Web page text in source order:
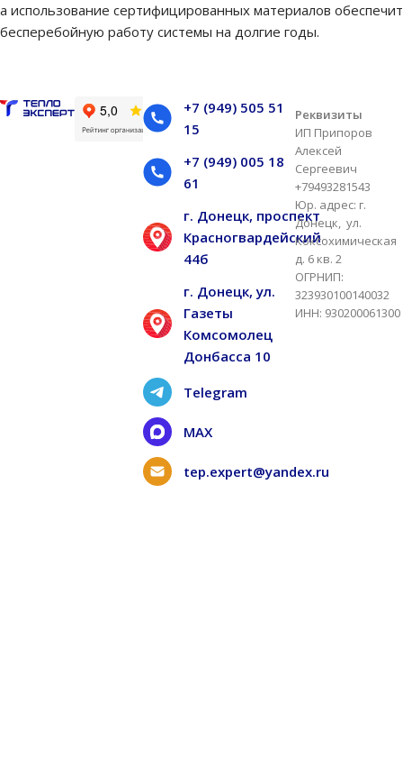
а использование сертифицированных материалов обеспечит
бесперебойную работу системы на долгие годы.
+7 (949) 505 51
15
+7 (949) 005 18
61
г. Донецк, проспект
Красногвардейский
44б
г. Донецк, ул.
Газеты
Комсомолец
Донбасса 10
Telegram
MAX
tep.expert@yandex.ru
Реквизиты
ИП Припоров
Алексей
Сергеевич
+79493281543
Юр. адрес: г.
Донецк, ул.
Коксохимическая
д. 6 кв. 2
ОГРНИП:
323930100140032
ИНН: 930200061300